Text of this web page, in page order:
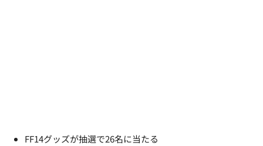
FF14グッズが抽選で26名に当たる